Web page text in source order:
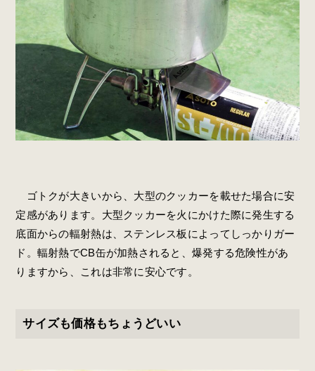
ゴトクが大きいから、大型のクッカーを載せた場合に安
定感があります。大型クッカーを火にかけた際に発生する
底面からの輻射熱は、ステンレス板によってしっかりガー
ド。輻射熱でCB缶が加熱されると、爆発する危険性があ
りますから、これは非常に安心です。
サイズも価格もちょうどいい